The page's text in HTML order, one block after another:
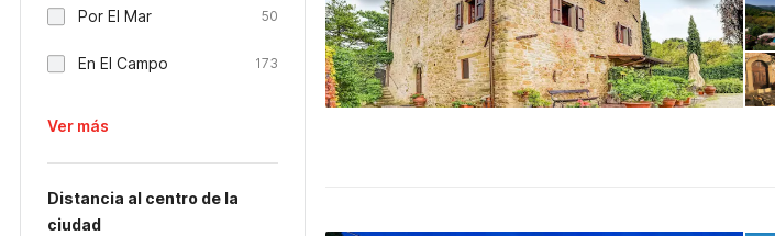
Por El Mar 50
En El Campo 173
Ver más
Distancia al centro de la
ciudad